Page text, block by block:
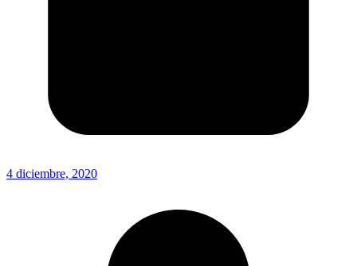
4 diciembre, 2020